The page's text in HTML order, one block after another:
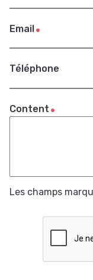
Email
Téléphone
Content
Les champs